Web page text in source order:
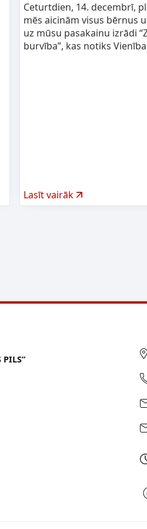
Ceturtdien, 14. decembrī,
mēs aicinām visus bērnus
uz mūsu pasakainu izrādi
burvība”, kas notiks
Lasīt vairāk
PILS”